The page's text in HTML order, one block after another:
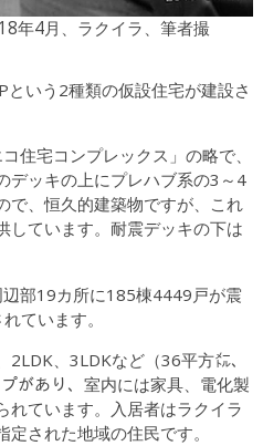
年4月、ラクイラ、筆者撮
いう2種類の仮設住宅が建設さ
住宅コンプレックス」の略で、
デッキの上にプレハブ系の3～4
で、恒久的建築物ですが、これ
しています。耐震デッキの下は
部19カ所に185棟4449戸が震
ています。
、3LDKなど（36平方㍍、
があり、室内には家具、電化製
れています。入居者はラクイラ
された地域の住民です。